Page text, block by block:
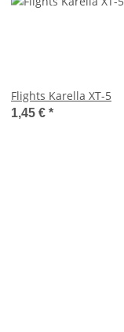
Flights Karella XT-5
1,45 € *